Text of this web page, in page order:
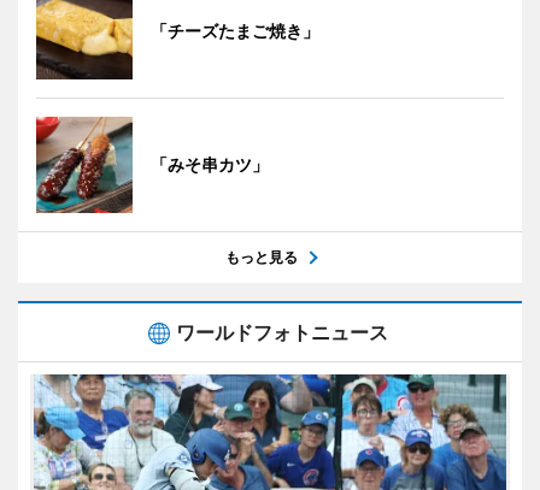
「チーズたまご焼き」
「みそ串カツ」
もっと見る
ワールドフォトニュース